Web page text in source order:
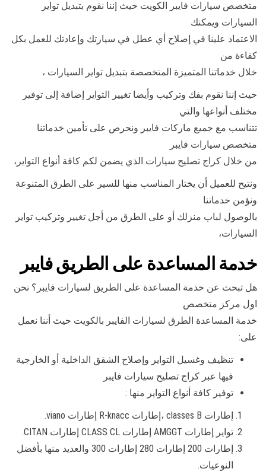
متخصص سيارات فايبر الكويت حيث إننا نقوم بتبديل تواير
السيارات ويمكنك
الاعتماد علينا في إصلاح أي عطل في سيارتك وإعادتك للعمل بكل
كفاءة من
خلال خدماتنا المتميزة المتخصصة بتبديل تواير السيارات ،
حيث إننا نقوم بفك وتركيب وأيضا تغيير التواير إضافة إلى توفير
مختلف أنواعها والتي
تتناسب مع جميع ماركات فايبر ونحرص على تأمين خدماتنا
متخصص سيارات فايبر
من خلال كراج تصليح سيارات الذي يضمن لكم كافة أنواع التواير،
ونتيح للعميل أن يختار المناسب منها للسير على الطرق المتنوعة
ونؤمن خدماتنا
بالوصول لباب منزلك أو على الطرق من أجل تغيير وتركيب تواير
السيارات،
خدمة المساعدة على الطريق فايبر
هل تبحث عن خدمة المساعدة على الطريق لسيارات فايبر؟ نحن
اول مركز متخصص
خدمة المساعدة الطرق لسيارات الفايبر بالكويت حيث أننا نعمل
على:
تنظيف وغسيل التواير وإصلاح الشقق الداخلية أو الخارجية
فيها عبر كراج تصليح سيارات فايبر
توفير كافة أنواع التواير منها :
إطارات classes B ،إطارات R-knacc إطارات viano.
تواير إطارات AMGGT إطارات CLASS CL إطارات CITAN.
إطارات 200 إطارات 280 إطارات 300 والعديد منها بأفضل
النوعيات.